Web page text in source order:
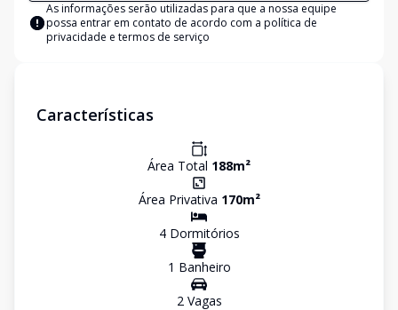
As informações serão utilizadas para que a nossa equipe
possa entrar em contato de acordo com a política de
privacidade e termos de serviço
Características
Área Total 188m²
Área Privativa 170m²
4Dormitórios
1 Banheiro
2Vagas